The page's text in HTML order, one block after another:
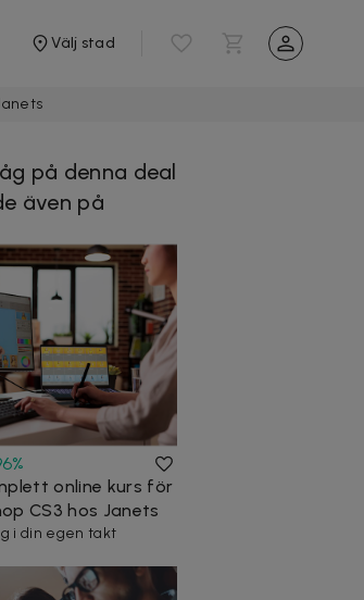
Välj stad
på denna deal
även på
%
online kurs för
CS3 hos Janets
i din egen takt